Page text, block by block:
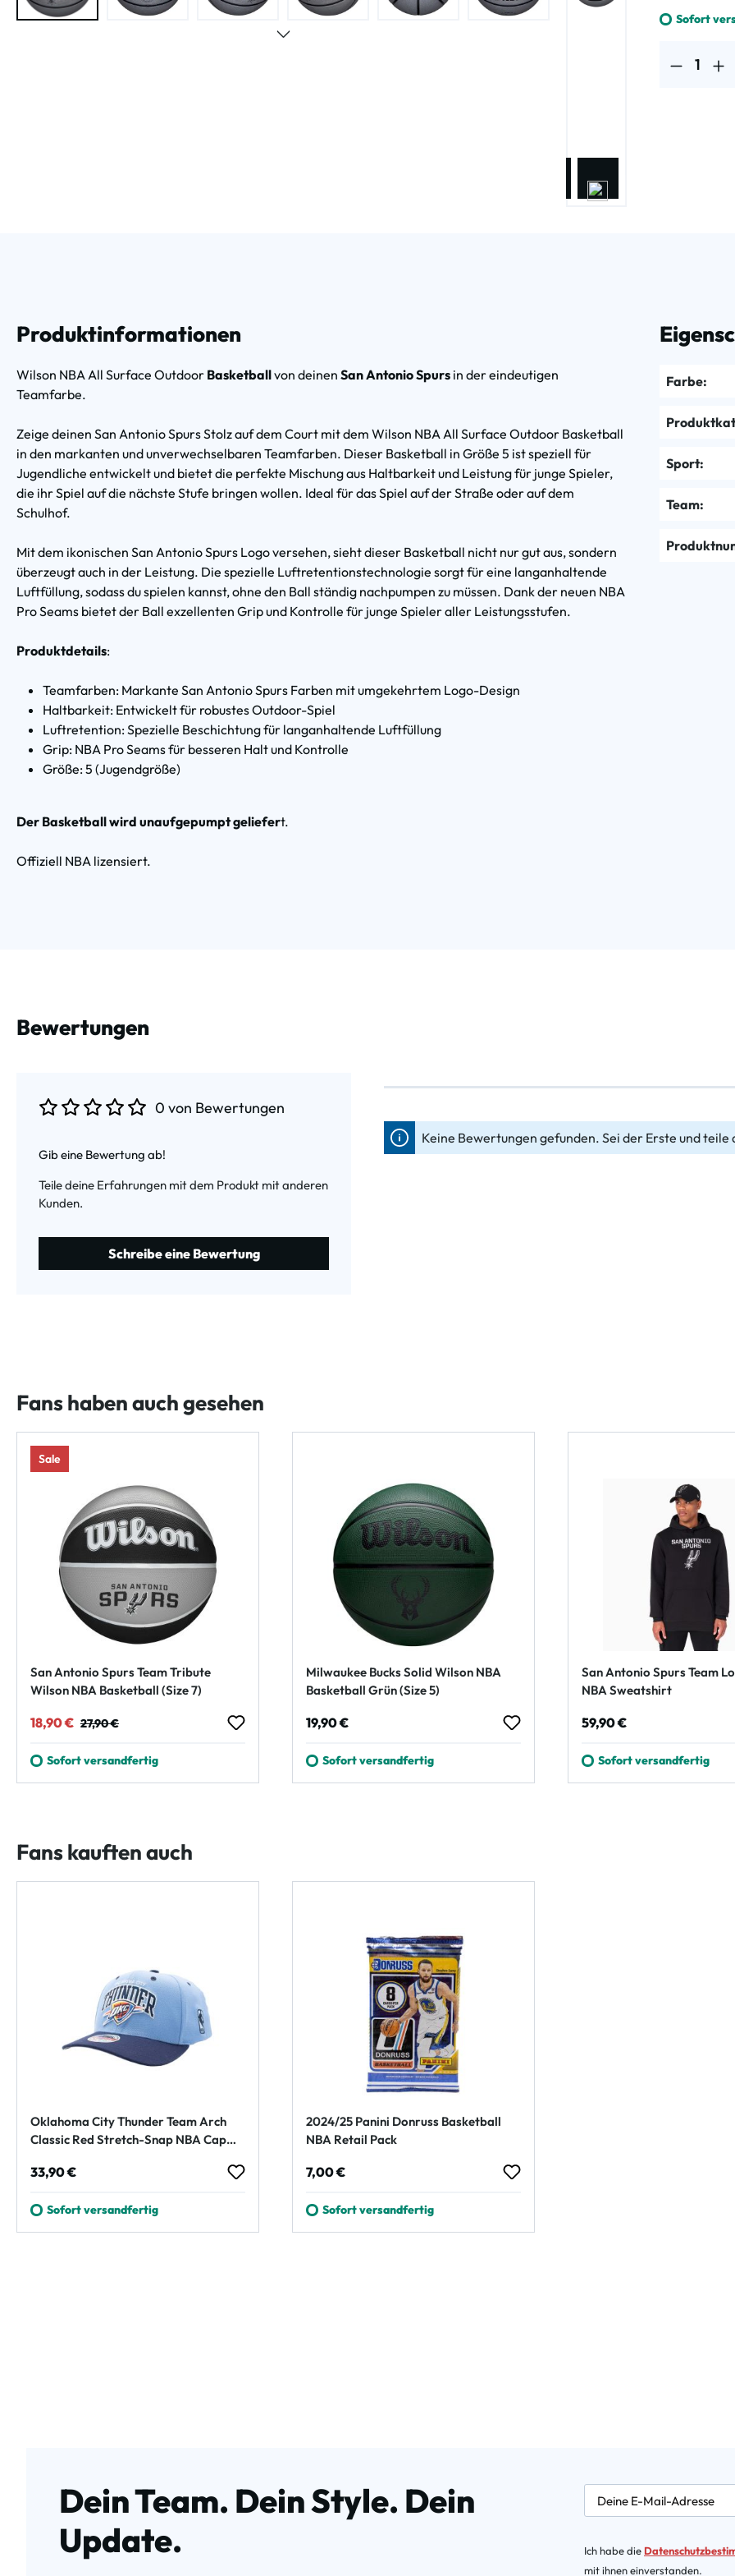
Sofort
Produktinformationen
Wilson NBA All Surface Outdoor Basketballvon deinen San Antonio Spurs in der eindeutigen
Teamfarbe.
Zeige deinen San Antonio Spurs Stolz auf dem Court mit dem Wilson NBA All Surface Outdoor Basketball
in den markanten und unverwechselbaren Teamfarben. Dieser Basketball in Größe 5 ist speziell für
Jugendliche entwickelt und bietet die perfekte Mischung aus Haltbarkeit und Leistung für junge Spieler,
die ihr Spiel auf die nächste Stufe bringen wollen. Ideal für das Spiel auf der Straße oder auf dem
Schulhof.
Mit dem ikonischen San Antonio Spurs Logo versehen, sieht dieser Basketball nicht nur gut aus, sondern
überzeugt auch in der Leistung. Die spezielle Luftretentionstechnologie sorgt für eine langanhaltende
Luftfüllung, sodass du spielen kannst, ohne den Ball ständig nachpumpen zu müssen. Dank der neuen NBA
Pro Seams bietet der Ball exzellenten Grip und Kontrolle für junge Spieler aller Leistungsstufen.
Produktdetails:
Teamfarben: Markante San Antonio Spurs Farben mit umgekehrtem Logo-Design
Haltbarkeit: Entwickelt für robustes Outdoor-Spiel
Luftretention: Spezielle Beschichtung für langanhaltende Luftfüllung
Grip: NBA Pro Seams für besseren Halt und Kontrolle
Größe: 5 (Jugendgröße)
Der Basketball wird unaufgepumpt geliefert.
Offiziell NBA lizensiert.
Farbe:
Sport:
Team:
Bewertungen
0 von Bewertungen
Gib eine Bewertung ab!
Teile deine Erfahrungen mit dem Produkt mit anderen
Kunden.
Schreibe eine Bewertung
Keine Bewertungen gefunden. Sei der Erste und
Fans haben auch gesehen
Sale
San Antonio Spurs Team Tribute
Wilson NBA Basketball (Size 7)
Verkaufspreis:
18,90 € Regulärer Preis:
27,90 €
Sofort versandfertig
Milwaukee Bucks Solid Wilson NBA
Basketball Grün (Size 5)
Regulärer Preis:
19,90 €
Sofort versandfertig
San Antonio Spurs Team
NBA Sweatshirt
Regulärer Preis:
59,90 €
Sofort versandfertig
Fans kauften auch
Oklahoma City Thunder Team Arch
Classic Red Stretch-Snap NBA Cap
Regulärer Preis:
33,90 €
Sofort versandfertig
2024/25 Panini Donruss Basketball
NBA Retail Pack
Regulärer Preis:
7,00 €
Sofort versandfertig
Dein Team. Dein Style. Dein
Update.
newsletter.labelEmail
Ich habe die
mit ihnen einverstanden.